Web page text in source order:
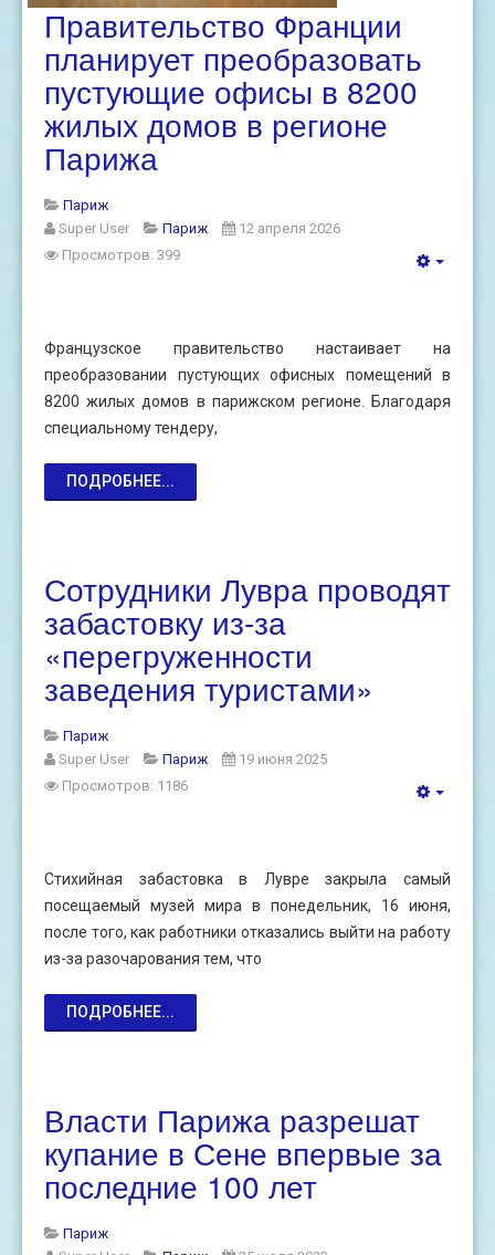
Правительство Франции
планирует преобразовать
пустующие офисы в 8200
жилых домов в регионе
Парижа
Париж
Super User
Париж
12 апреля 2026
Просмотров: 399
Французское правительство настаивает на
преобразовании пустующих офисных помещений в
8200 жилых домов в парижском регионе. Благодаря
специальному тендеру,
ПОДРОБНЕЕ...
Сотрудники Лувра проводят
забастовку из-за
«перегруженности
заведения туристами»
Париж
Super User
Париж
19 июня 2025
Просмотров: 1186
Стихийная забастовка в Лувре закрыла самый
посещаемый музей мира в понедельник, 16 июня,
после того, как работники отказались выйти на работу
из-за разочарования тем, что
ПОДРОБНЕЕ...
Власти Парижа разрешат
купание в Сене впервые за
последние 100 лет
Париж